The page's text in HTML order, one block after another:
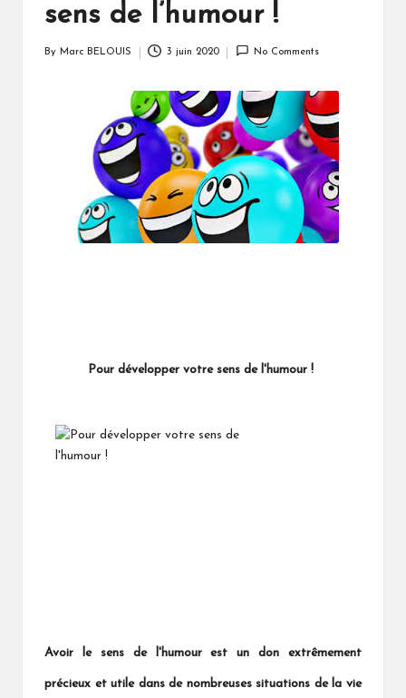
sens de l’humour !
By Marc BELOUIS 3 juin 2020 No Comments
Pour développer votre sens de l'humour !
Avoir le sens de l'humour est un don extrêmement
précieux et utile dans de nombreuses situations de la vie